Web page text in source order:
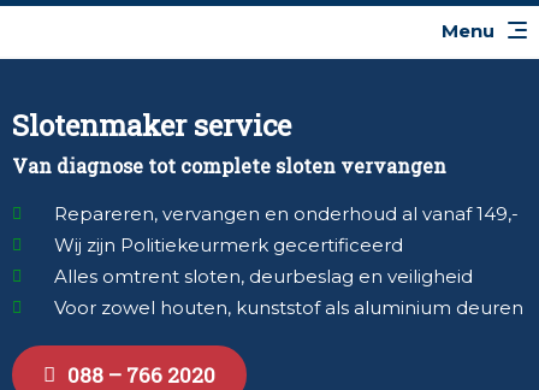
Slotenmaker service
Van diagnose tot complete sloten vervangen
Repareren, vervangen en onderhoud al vanaf 149,-
Wij zijn Politiekeurmerk gecertificeerd
Alles omtrent sloten, deurbeslag en veiligheid
Voor zowel houten, kunststof als aluminium deuren
088 – 766 2020